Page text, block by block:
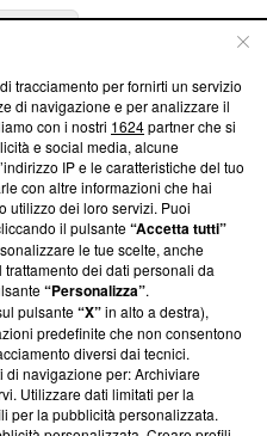
trasparenti su Blasting
e su come ci impegniamo a
la nostra aderenza a
Blasting News non è
ma ha richiesto di farne
effettuato una verifica di
tracciamento per fornirti un servizio
di navigazione e per analizzare il
con i nostri 1624partner che si
e social media, alcune
IP e le caratteristiche del tuo
con altre informazioni che hai
utilizzo dei loro servizi. Puoi
il pulsante“Accetta tutti”
le tue scelte, anche
dei dati personali da
“Personalizza”.
pulsante“X”in alto a destra),
predefinite che non consentono
diversi dai tecnici.
di navigazione per: Archiviare
Utilizzare dati limitati per la
per la pubblicità personalizzata.